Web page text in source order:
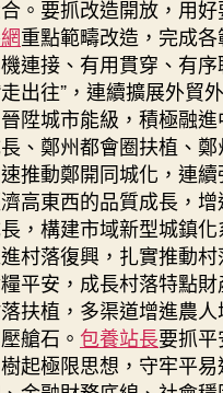
。要抓改造開放，用
重點範疇改造，完成
連接、有用貫穿、有
走出往”，連續擴展外貿
陞城市能級，積極融
、鄭州都會圈扶植、
推動鄭開同城化，連續
高東西的品質成長，
，構建市域新型城鎮
村落復興，扎實推動村
平安，成長村落特點
扶植，多渠道增進農
艙石。 包養站長要抓
起極限思想，守牢平